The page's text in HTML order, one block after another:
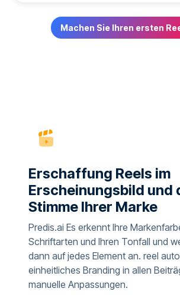
Machen Sie Ihren ersten
Erschaffung Reels im
Erscheinungsbild und
Stimme Ihrer Marke
Predis.ai Es erkennt Ihre
Schriftarten und Ihren Tonfall und
dann auf jedes Element an. reel
einheitliches Branding in allen
manuelle Anpassungen.